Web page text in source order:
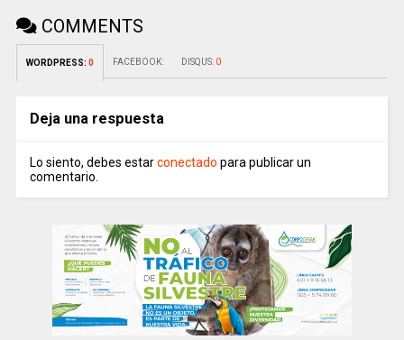
COMMENTS
WORDPRESS: 0 FACEBOOK: DISQUS: 0
Deja una respuesta
Lo siento, debes estarconectado para publicar un
comentario.